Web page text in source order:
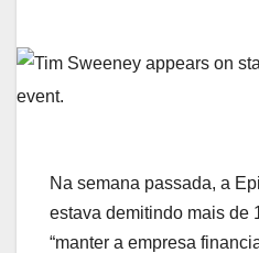
Na semana passada, a
estava demitindo mais de
“manter a empresa